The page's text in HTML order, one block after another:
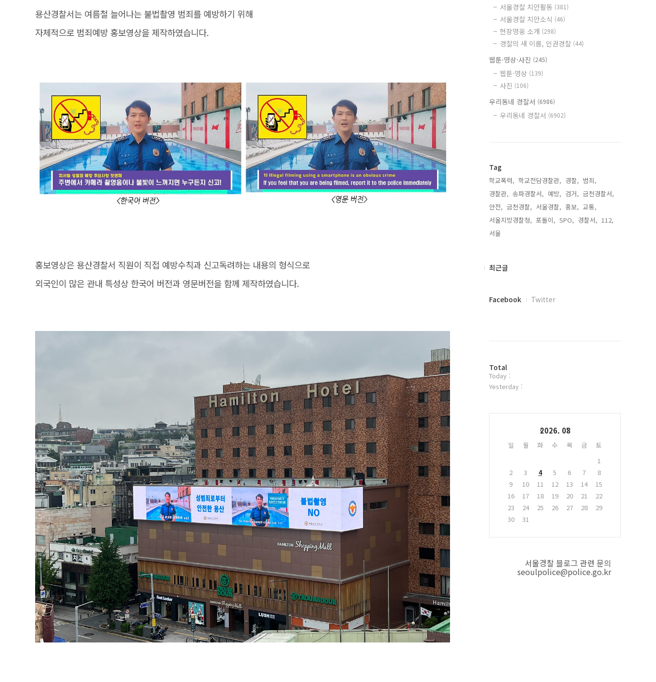
용산경찰서는 여름철 늘어나는 불법촬영 범죄를 예방하기 위해
자체적으로 범죄예방 홍보영상을 제작하였습니다.
홍보영상은 용산경찰서 직원이 직접 예방수칙과 신고독려하는 내용의 형식으로
외국인이 많은 관내 특성상 한국어 버전과 영문버전을 함께 제작하였습니다.
서울경찰 치안활동 (381)
서울경찰 치안소식 (46)
현장영웅 소개 (298)
경찰의 새 이름, 인권경찰 (44)
웹툰·영상·사진 (245)
웹툰·영상 (139)
사진 (106)
우리동네 경찰서 (6986)
우리동네 경찰서 (6902)
Tag
학교폭력, 학교전담경찰관, 경찰, 범죄,
경찰관, 송파경찰서, 예방, 검거, 금천경찰서,
안전, 금천경찰, 서울경찰, 홍보, 교통,
서울지방경찰청, 포돌이, SPO, 경찰서, 112,
서울,
최
최근글
페
플
러
그
Facebook Twitter
방
문
자
Total
Today :
Yesterday :
2026. 08
일 월 화 수 목 금
토
1
2
3 4 5 6 7
8
9
10 11 12 13 14
15
16
17 18 19 20 21
22
23
24 25 26 27 28
29
30
31
서울경찰 블로그 관련 문의
seoulpolice@police.go.kr